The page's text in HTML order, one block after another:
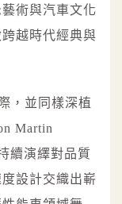
術與汽車文化
越時代經典與
，並同樣深植
Martin
續演繹對品質
設計交織出嶄